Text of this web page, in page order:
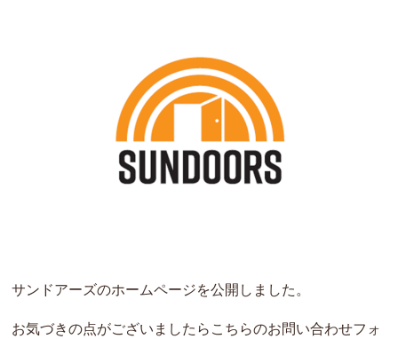
サンドアーズのホームページを公開しました。
お気づきの点がございましたらこちらのお問い合わせフォ